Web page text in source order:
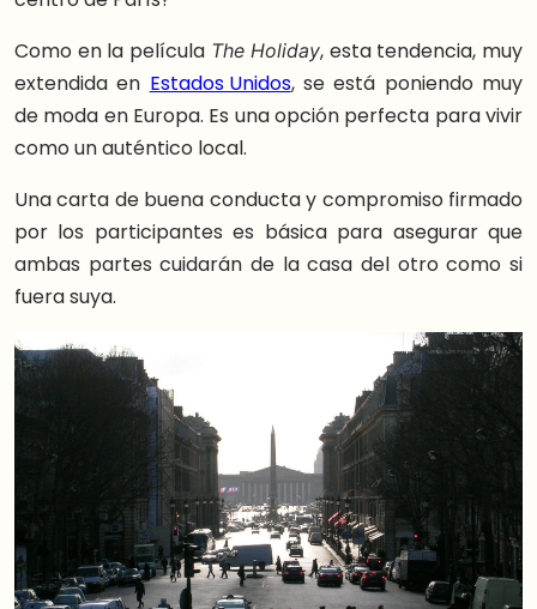
Como en la película The Holiday, esta tendencia, muy
extendida en Estados Unidos, se está poniendo muy
de moda en Europa. Es una opción perfecta para vivir
como un auténtico local.
Una carta de buena conducta y compromiso firmado
por los participantes es básica para asegurar que
ambas partes cuidarán de la casa del otro como si
fuera suya.